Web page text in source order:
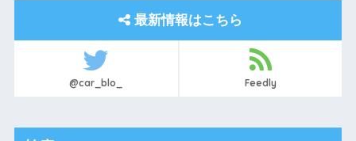
最新情報はこちら
@car_blo_ Feedly